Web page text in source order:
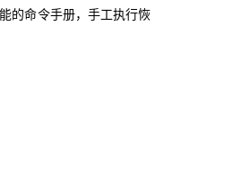
的命令手册，手工执行恢